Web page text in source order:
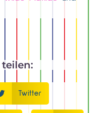
Twitter